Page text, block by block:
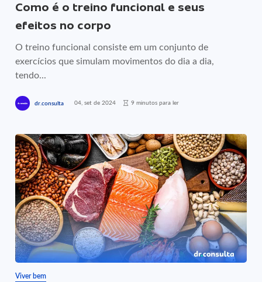
Como é o treino funcional e seus
efeitos no corpo
O treino funcional consiste em um conjunto de
exercícios que simulam movimentos do dia a dia,
tendo...
dr.consulta 04, set de 2024 9 minutos para ler
Viver bem